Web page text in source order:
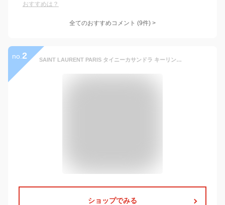
おすすめは？
全てのおすすめコメント (9件) >
no. 2 SAINT LAURENT PARIS タイニーカサンドラ キーリング 668961-02G0W-1000 Free Size [並行輸入品]
ショップでみる